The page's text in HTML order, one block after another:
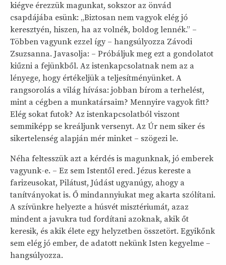
kiégve érezzük magunkat, sokszor az önvád
csapdájába esünk: „Biztosan nem vagyok elég jó
keresztyén, hiszen, ha az volnék, boldog lennék.” –
Többen vagyunk ezzel így – hangsúlyozza Závodi
Zsuzsanna. Javasolja: – Próbáljuk meg ezt a gondolatot
kiűzni a fejünkből. Az istenkapcsolatnak nem az a
lényege, hogy értékeljük a teljesítményünket. A
rangsorolás a világ hívása: jobban bírom a terhelést,
mint a cégben a munkatársaim? Mennyire vagyok fitt?
Elég sokat futok? Az istenkapcsolatból viszont
semmiképp se kreáljunk versenyt. Az Úr nem siker és
sikertelenség alapján mér minket – szögezi le.
Néha feltesszük azt a kérdés is magunknak, jó emberek
vagyunk-e. – Ez sem Istentől ered. Jézus kereste a
farizeusokat, Pilátust, Júdást ugyanúgy, ahogy a
tanítványokat is. Ő mindannyiukat meg akarta szólítani.
A szívünkre helyezte a húsvét misztériumát, azaz
mindent a javukra tud fordítani azoknak, akik őt
keresik, és akik élete egy helyzetben összetört. Egyikőnk
sem elég jó ember, de adatott nekünk Isten kegyelme –
hangsúlyozza.